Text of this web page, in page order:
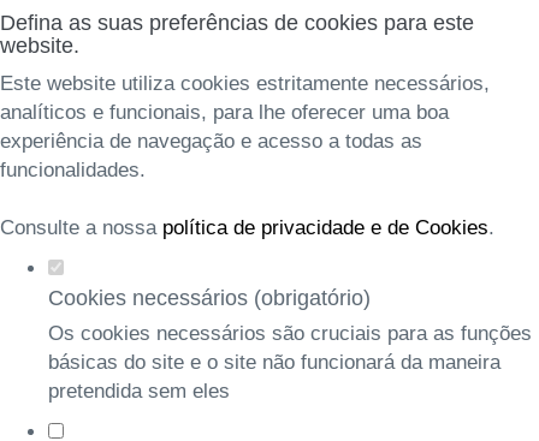
Defina as suas preferências de cookies para este
website.
Este website utiliza cookies estritamente necessários,
analíticos e funcionais, para lhe oferecer uma boa
experiência de navegação e acesso a todas as
funcionalidades.
Consulte a nossa política de privacidade e de Cookies.
Cookies necessários (obrigatório)
Os cookies necessários são cruciais para as funções
básicas do site e o site não funcionará da maneira
pretendida sem eles